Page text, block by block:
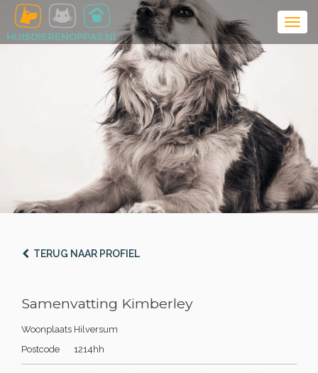
TERUG NAAR PROFIEL
Samenvatting Kimberley
Woonplaats Hilversum
Postcode
1214hh